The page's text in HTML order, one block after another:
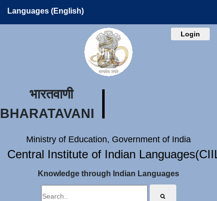
Languages (English)
Login
भारतवाणी
BHARATAVANI
Ministry of Education, Government of India
Central Institute of Indian
Knowledge through Indian Languages